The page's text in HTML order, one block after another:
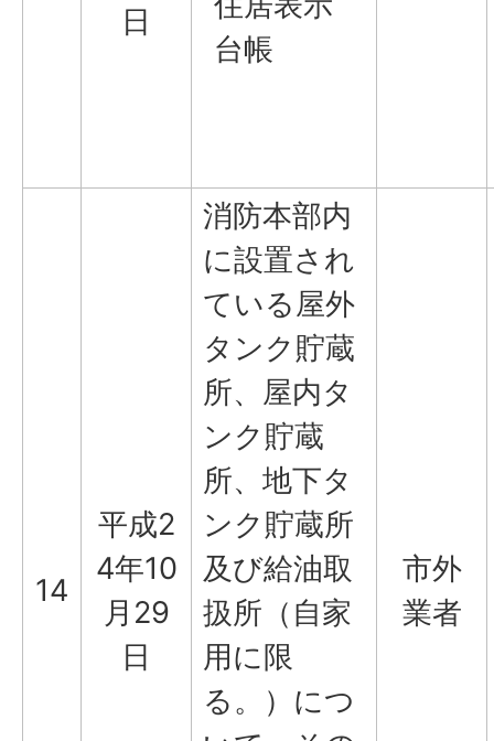
日
台帳
14
平成2
4年10
月29
日
消防本部内
に設置され
ている屋外
タンク貯蔵
所、屋内タ
ンク貯蔵
所、地下タ
ンク貯蔵所
及び給油取
扱所（自家
用に限
る。）につ
市外
業者